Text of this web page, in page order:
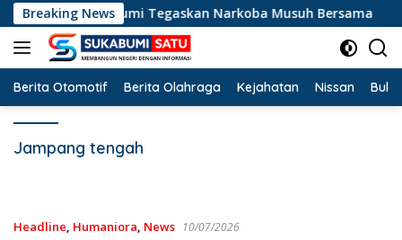
Langsung
ke
konten
Breaking News
Wabup Sukabumi Tegaskan Narkoba Musuh Bersama
Berita Otomotif Berita Olahraga Kejahatan Nissan
Jampang tengah
Headline, Humaniora, News 10/07/2026